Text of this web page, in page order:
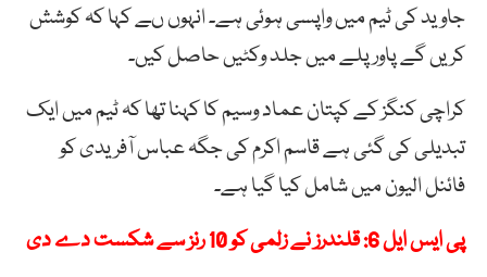
جاوید کی ٹیم میں واپسی ہوئی ہے۔ انہوں ںے کہا کہ کوشش
کریں گے پاور پلے میں جلد وکٹیں حاصل کیں۔
کراچی کنگز کے کپتان عماد وسیم کا کہنا تھا کہ ٹیم میں ایک
تبدیلی کی گئی ہے قاسم اکرم کی جگہ عباس آفریدی کو
فائنل الیون میں شامل کیا گیا ہے۔
پی ایس ایل 6: قلندرز نے زلمی کو 10 رنز سے شکست دے دی